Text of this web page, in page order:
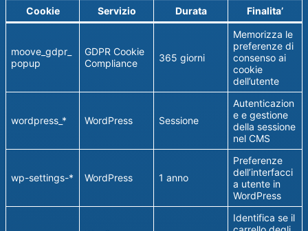
Cookie Servizio Durata Finalita’
moove_gdpr_
popup
GDPR Cookie
Compliance
365 giorni
Memorizza le
preferenze di
consenso ai
cookie
dell’utente
wordpress_* WordPress Sessione
Autenticazion
e e gestione
della sessione
nel CMS
wp-settings-* WordPress 1 anno
Preferenze
dell’interfacci
a utente in
WordPress
Identifica se il